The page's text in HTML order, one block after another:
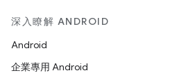
深入瞭解 ANDROID
Android
企業專用 Android